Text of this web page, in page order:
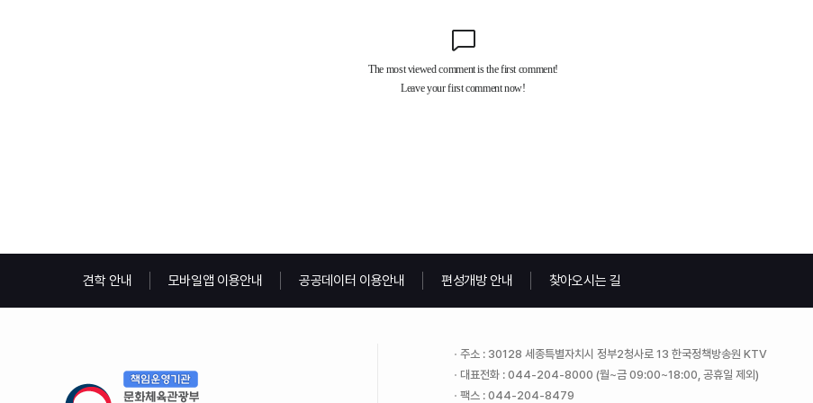
견학 안내 모바일앱 이용안내 공공데이터 이용안내 편성개방 안내 찾아오시는 길
주소 : 30128 세종특별자치시 정부2청사로 13 한국정책방송원 KTV
대표전화 : 044-204-8000 (월~금 09:00~18:00, 공휴일 제외)
팩스 : 044-204-8479